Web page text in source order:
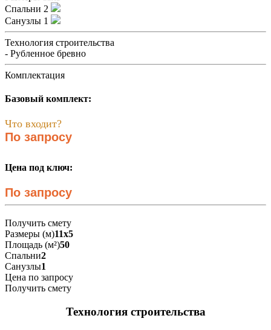
Спальни 2
Санузлы 1
Технология строительства
- Рубленное бревно
Комплектация
Базовый комплект:
Что входит?
По запросу
Цена под ключ:
По запросу
Получить смету
Размеры (м)11х5
Площадь (м²)50
Спальни2
Санузлы1
Цена по запросу
Получить смету
Технология строительства